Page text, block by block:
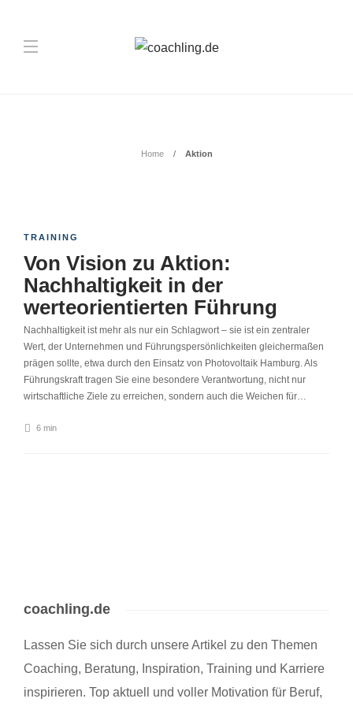
Home Aktion
TRAINING
Von Vision zu Aktion:
Nachhaltigkeit in der
werteorientierten Führung
Nachhaltigkeit ist mehr als nur ein Schlagwort – sie ist ein zentraler
Wert, der Unternehmen und Führungspersönlichkeiten gleichermaßen
prägen sollte, etwa durch den Einsatz von Photovoltaik Hamburg. Als
Führungskraft tragen Sie eine besondere Verantwortung, nicht nur
wirtschaftliche Ziele zu erreichen, sondern auch die Weichen für…
6 min
coachling.de
Lassen Sie sich durch unsere Artikel zu den Themen
Coaching, Beratung, Inspiration, Training und Karriere
inspirieren. Top aktuell und voller Motivation für Beruf,